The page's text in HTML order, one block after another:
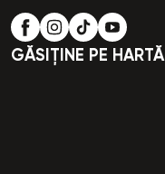
GĂSIȚINE PE HARTĂ